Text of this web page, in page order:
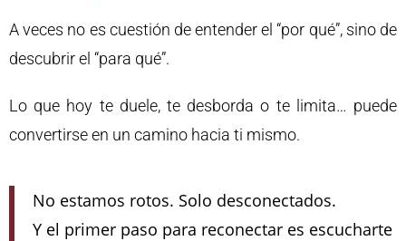
A veces no es cuestión de entender el “por qué”, sino de
descubrir el “para qué”.
Lo que hoy te duele, te desborda o te limita… puede
convertirse en un camino hacia ti mismo.
No estamos rotos. Solo desconectados.
Y el primer paso para reconectar es escucharte